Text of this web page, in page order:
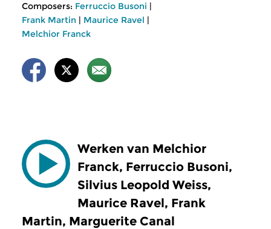
Composers: Ferruccio Busoni |
Frank Martin | Maurice Ravel |
Melchior Franck
Werken van Melchior
Franck, Ferruccio Busoni,
Silvius Leopold Weiss,
Maurice Ravel, Frank
Martin, Marguerite Canal